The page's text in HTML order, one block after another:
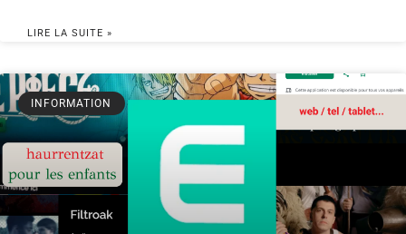
LIRE LA SUITE »
INFORMATION